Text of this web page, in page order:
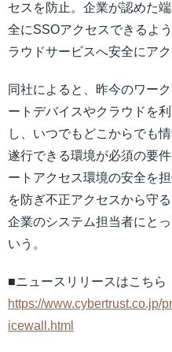
セスを防止。企業が認めた
全にSSOアクセスできるよ
ラウドサービスへ安全にアク
同社によると、昨今のワー
ートデバイスやクラウドを
し、いつでもどこからでも
遂行できる環境が必須の要
ートアクセス環境の安全を
を防ぎ不正アクセスから守
企業のシステム担当者にと
いう。
■ニュースリリースはこちら
https://www.cybertrust.co.jp/
icewall.html